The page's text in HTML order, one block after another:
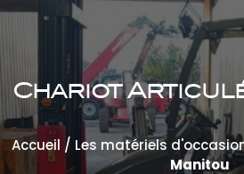
Chariot
Accueil / Les matériels
Manitou